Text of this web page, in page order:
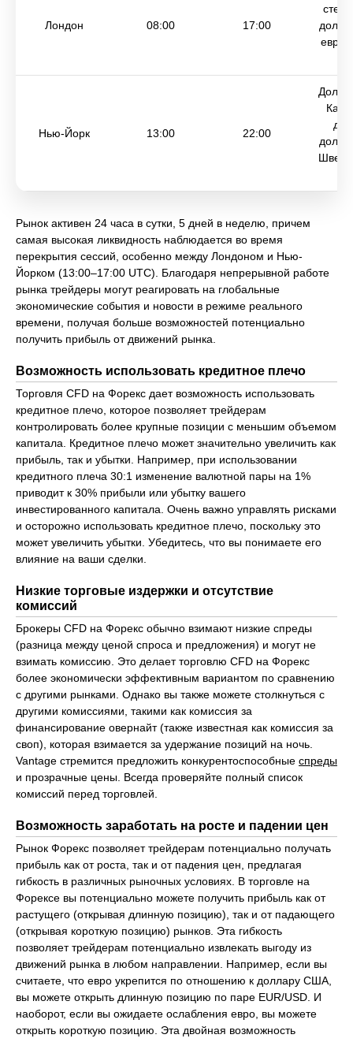
Лондон 08:00 17:00
евро/
Нью-Йорк 13:00 22:00
Рынок активен 24 часа в сутки, 5 дней в неделю, причем
самая высокая ликвидность наблюдается во время
перекрытия сессий, особенно между Лондоном и Нью-
Йорком (13:00–17:00 UTC). Благодаря непрерывной работе
рынка трейдеры могут реагировать на глобальные
экономические события и новости в режиме реального
времени, получая больше возможностей потенциально
получить прибыль от движений рынка.
Возможность использовать кредитное плечо
Торговля CFD на Форекс дает возможность использовать
кредитное плечо, которое позволяет трейдерам
контролировать более крупные позиции с меньшим объемом
капитала. Кредитное плечо может значительно увеличить как
прибыль, так и убытки. Например, при использовании
кредитного плеча 30:1 изменение валютной пары на 1%
приводит к 30% прибыли или убытку вашего
инвестированного капитала. Очень важно управлять рисками
и осторожно использовать кредитное плечо, поскольку это
может увеличить убытки. Убедитесь, что вы понимаете его
влияние на ваши сделки.
Низкие торговые издержки и отсутствие
комиссий
Брокеры CFD на Форекс обычно взимают низкие спреды
(разница между ценой спроса и предложения) и могут не
взимать комиссию. Это делает торговлю CFD на Форекс
более экономически эффективным вариантом по сравнению
с другими рынками. Однако вы также можете столкнуться с
другими комиссиями, такими как комиссия за
финансирование овернайт (также известная как комиссия за
своп), которая взимается за удержание позиций на ночь.
Vantage стремится предложить конкурентоспособные спреды
и прозрачные цены. Всегда проверяйте полный список
комиссий перед торговлей.
Возможность заработать на росте и падении цен
Рынок Форекс позволяет трейдерам потенциально получать
прибыль как от роста, так и от падения цен, предлагая
гибкость в различных рыночных условиях. В торговле на
Форексе вы потенциально можете получить прибыль как от
растущего (открывая длинную позицию), так и от падающего
(открывая короткую позицию) рынков. Эта гибкость
позволяет трейдерам потенциально извлекать выгоду из
движений рынка в любом направлении. Например, если вы
считаете, что евро укрепится по отношению к доллару США,
вы можете открыть длинную позицию по паре EUR/USD. И
наоборот, если вы ожидаете ослабления евро, вы можете
открыть короткую позицию. Эта двойная возможность